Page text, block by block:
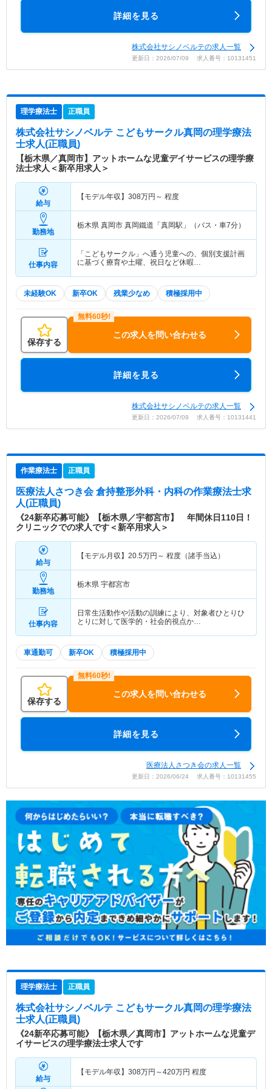
詳細を見る
株式会社サシノベルテの求人一覧
更新日：2026/07/09 求人番号：10131451
理学療法士 正職員
株式会社サシノベルテ こどもサークル真岡の理学療法
士求人(正職員)
【栃木県／真岡市】アットホームな児童デイサービスの理学療
法士求人＜新卒用求人＞
給与
【モデル年収】 308万円～ 程度
勤務地
栃木県 真岡市 真岡鐵道「真岡駅」（バス・車7分）
仕事内容
「こどもサークル」へ通う児童への、個別支援計画
に基づく療育や土曜、祝日など休暇…
未経験OK 新卒OK 残業少なめ 積極採用中
保存する
この求人を問い合わせる
詳細を見る
株式会社サシノベルテの求人一覧
更新日：2026/07/09 求人番号：10131441
作業療法士 正職員
医療法人さつき会 倉持整形外科・内科の作業療法士求
人(正職員)
《24新卒応募可能》【栃木県／宇都宮市】 年間休日110日！
クリニックでの求人です＜新卒用求人＞
給与
【モデル月収】 20.5万円～ 程度（諸手当込）
勤務地
栃木県 宇都宮市
仕事内容
日常生活動作や活動の訓練により、対象者ひとりひ
とりに対して医学的・社会的視点か…
車通勤可 新卒OK 積極採用中
保存する
この求人を問い合わせる
詳細を見る
医療法人さつき会の求人一覧
更新日：2026/06/24 求人番号：10131455
理学療法士 正職員
株式会社サシノベルテ こどもサークル真岡の理学療法
士求人(正職員)
《24新卒応募可能》【栃木県／真岡市】アットホームな児童デ
イサービスの理学療法士求人です
給与
【モデル年収】 308万円～420万円 程度